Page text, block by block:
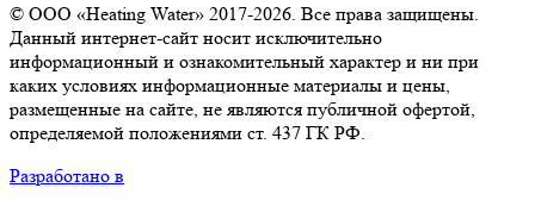
© ООО «Heating Water» 2017-2026. Все права защищены.
Данный интернет-сайт носит исключительно
информационный и ознакомительный характер и ни при
каких условиях информационные материалы и цены,
размещенные на сайте, не являются публичной офертой,
определяемой положениями ст. 437 ГК РФ.
Разработано в